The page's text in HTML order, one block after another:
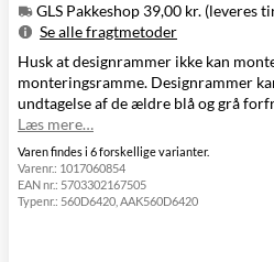
GLS Pakkeshop 39,00 kr. (leveres
Se alle fragtmetoder
Metode
Pris
GLS Pakkeshop
39,00 kr.
GLS
Hjemmelevering
GLS Erhverv
49,00 kr.
Click&Collect i
Svenstrup
(9230)
Husk at designrammer ikke kan
monteringsramme. Designrammer
undtagelse af de ældre blå og grå
Læs mere…
Varen findes i 6 forskellige varianter.
Varenr.: 1017060854
EAN nr.: 5703302167505
Typenr.: 560D6420, AAK560D6420